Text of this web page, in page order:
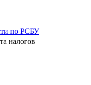
по РСБУ
налогов